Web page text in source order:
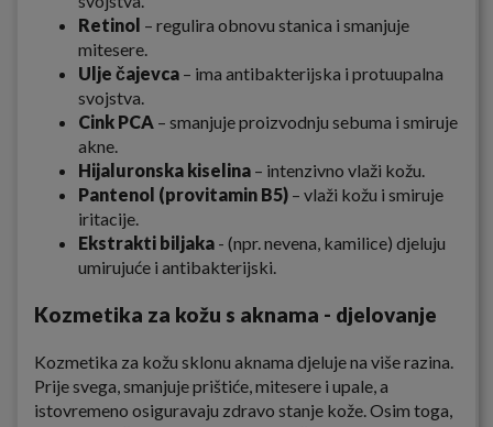
Retinol – regulira obnovu stanica i smanjuje
mitesere.
Ulje čajevca – ima antibakterijska i protuupalna
svojstva.
Cink PCA – smanjuje proizvodnju sebuma i smiruje
akne.
Hijaluronska kiselina – intenzivno vlaži kožu.
Pantenol (provitamin B5) – vlaži kožu i smiruje
iritacije.
Ekstrakti biljaka - (npr. nevena, kamilice) djeluju
umirujuće i antibakterijski.
Kozmetika za kožu s aknama - djelovanje
Kozmetika za kožu sklonu aknama djeluje na više razina.
Prije svega, smanjuje prištiće, mitesere i upale, a
istovremeno osiguravaju zdravo stanje kože. Osim toga,